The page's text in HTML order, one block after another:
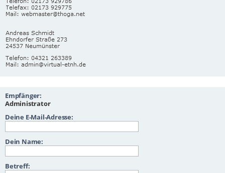
Empfänger:
Administrator
Deine E-Mail-Adresse:
Dein Name:
Betreff: